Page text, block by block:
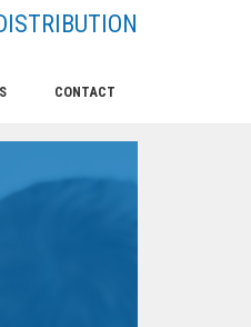
CONTACT